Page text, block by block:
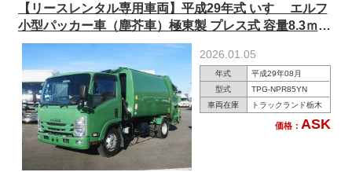
【リースレンタル専用車両】平成29年式 いすゞ エルフ
小型パッカー車（塵芥車）極東製 プレス式 容量8.3ｍ3
150馬力 ★メーター実走行約17万km★
2026.01.05
年式
平成29年08月
型式
TPG-NPR85YN
車両在庫
トラックランド栃木
価格： ASK